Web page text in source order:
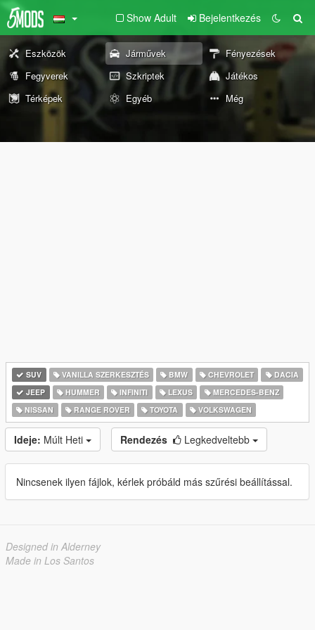
Show Adult Bejelentkezés
Eszközök Járművek
Fényezések
Fegyverek
Szkriptek
Játékos
Térképek
Egyéb Még
SUV VANILLA SZERKESZTÉS BMW CHEVROLET
DACIA
JEEP
HUMMER INFINITI LEXUS
MERCEDES-BENZ
NISSAN
RANGE ROVER TOYOTA VOLKSWAGEN
Ideje: Múlt Heti Rendezés Legkedveltebb
Nincsenek ilyen fájlok, kérlek próbáld más szűrési beállítással.
Designed in Alderney
Made in Los Santos